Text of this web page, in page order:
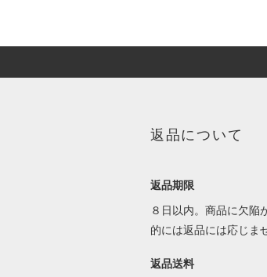
返品について
返品期限
８日以内。商品に欠陥
的には返品には応じま
返品送料